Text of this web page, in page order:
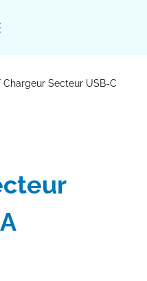
Chargeur Secteur USB-C